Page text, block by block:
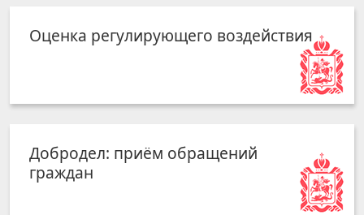
Оценка регулирующего воздействия
Добродел: приём обращений
граждан